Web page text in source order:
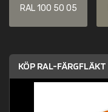
RAL 100 50 05
KÖP RAL-FÄRGFLÄKT